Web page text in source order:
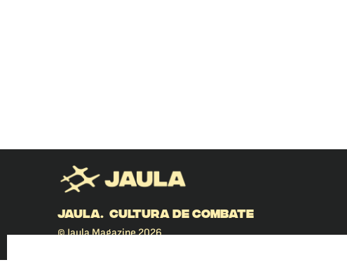
JAULA. CULTURA DE COMBATE
© Jaula Magazine 2026